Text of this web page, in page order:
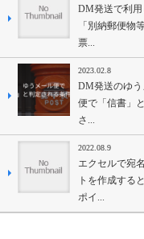
DM発送で利
「別納郵便物
票...
2023.02.8
DM発送のゆ
便で「信書」
さ...
2022.08.9
エクセルで宛
トを作成する
ポイ...